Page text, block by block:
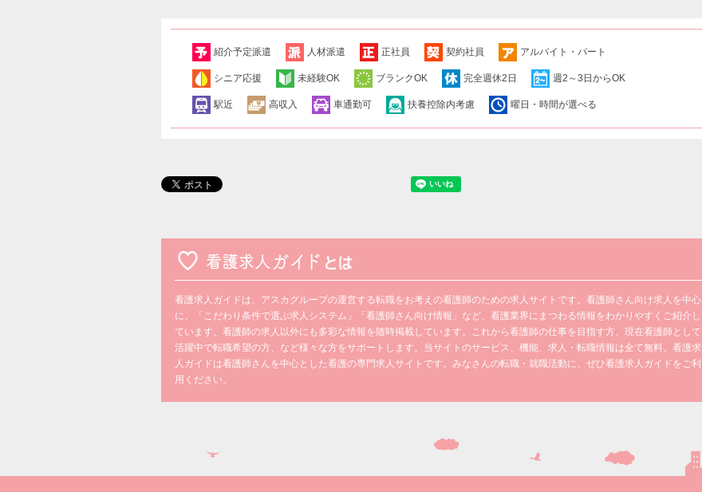
紹介予定派遣 人材派遣 正社員 契約社員 アルバイト・パート
シニア応援 未経験OK ブランクOK 完全週休2日 週2～3日からOK
駅近 高収入 車通勤可 扶養控除内考慮 曜日・時間が選べる
看護求人ガイドは、アスカグループの運営する転職をお考えの看護師のための求人サイトです。看護師さん向け求人を中心
に、「こだわり条件で選ぶ求人システム」「看護師さん向け情報」など、看護業界にまつわる情報をわかりやすくご紹介し
ています。看護師の求人以外にも多彩な情報を随時掲載しています。これから看護師の仕事を目指す方、現在看護師として
活躍中で転職希望の方、など様々な方をサポートします。当サイトのサービス、機能、求人・転職情報は全て無料。看護求
人ガイドは看護師さんを中心とした看護の専門求人サイトです。みなさんの転職・就職活動に、ぜひ看護求人ガイドをご利
用ください。